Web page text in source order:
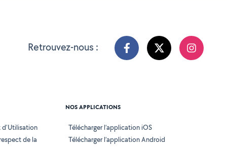
Retrouvez-nous :
d'Utilisation
de la
NOS APPLICATIONS
Télécharger l’application iOS
Télécharger l’application Android